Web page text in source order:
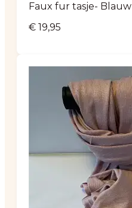
Faux fur tasje- Blauw
€ 19,95